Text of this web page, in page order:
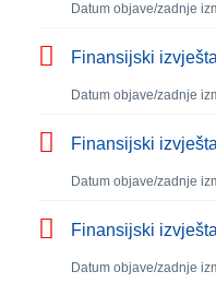
Datum objave/zadnje
Finansijski
Datum objave/zadnje
Finansijski
Datum objave/zadnje
Finansijski
Datum objave/zadnje